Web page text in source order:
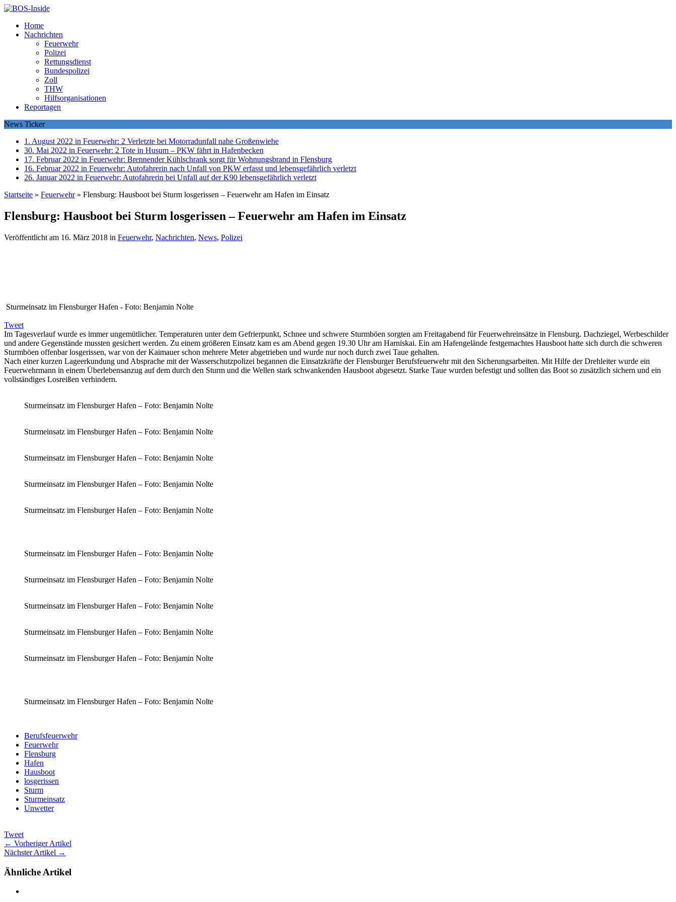
Home
Nachrichten
Feuerwehr
Polizei
Rettungsdienst
Bundespolizei
Zoll
THW
Hilfsorganisationen
Reportagen
News Ticker
1. August 2022 in Feuerwehr: 2 Verletzte bei Motorradunfall nahe Großenwiehe
30. Mai 2022 in Feuerwehr: 2 Tote in Husum – PKW fährt in Hafenbecken
17. Februar 2022 in Feuerwehr: Brennender Kühlschrank sorgt für Wohnungsbrand in Flensburg
16. Februar 2022 in Feuerwehr: Autofahrerin nach Unfall von PKW erfasst und lebensgefährlich verletzt
26. Januar 2022 in Feuerwehr: Autofahrerin bei Unfall auf der K90 lebensgefährlich verletzt
Startseite » Feuerwehr » Flensburg: Hausboot bei Sturm losgerissen – Feuerwehr am Hafen im Einsatz
Flensburg: Hausboot bei Sturm losgerissen – Feuerwehr am Hafen im Einsatz
Veröffentlicht am 16. März 2018 in Feuerwehr, Nachrichten, News, Polizei
Sturmeinsatz im Flensburger Hafen - Foto: Benjamin Nolte
Tweet
Im Tagesverlauf wurde es immer ungemütlicher. Temperaturen unter dem Gefrierpunkt, Schnee und schwere Sturmböen sorgten am Freitagabend für Feuerwehreinsätze in Flensburg. Dachziegel, Werbeschilder
und andere Gegenstände mussten gesichert werden. Zu einem größeren Einsatz kam es am Abend gegen 19.30 Uhr am Harniskai. Ein am Hafengelände festgemachtes Hausboot hatte sich durch die schweren
Sturmböen offenbar losgerissen, war von der Kaimauer schon mehrere Meter abgetrieben und wurde nur noch durch zwei Taue gehalten.
Nach einer kurzen Lageerkundung und Absprache mit der Wasserschutzpolizei begannen die Einsatzkräfte der Flensburger Berufsfeuerwehr mit den Sicherungsarbeiten. Mit Hilfe der Drehleiter wurde ein
Feuerwehrmann in einem Überlebensanzug auf dem durch den Sturm und die Wellen stark schwankenden Hausboot abgesetzt. Starke Taue wurden befestigt und sollten das Boot so zusätzlich sichern und ein
vollständiges Losreißen verhindern.
Sturmeinsatz im Flensburger Hafen – Foto: Benjamin Nolte
Sturmeinsatz im Flensburger Hafen – Foto: Benjamin Nolte
Sturmeinsatz im Flensburger Hafen – Foto: Benjamin Nolte
Sturmeinsatz im Flensburger Hafen – Foto: Benjamin Nolte
Sturmeinsatz im Flensburger Hafen – Foto: Benjamin Nolte
Sturmeinsatz im Flensburger Hafen – Foto: Benjamin Nolte
Sturmeinsatz im Flensburger Hafen – Foto: Benjamin Nolte
Sturmeinsatz im Flensburger Hafen – Foto: Benjamin Nolte
Sturmeinsatz im Flensburger Hafen – Foto: Benjamin Nolte
Sturmeinsatz im Flensburger Hafen – Foto: Benjamin Nolte
Sturmeinsatz im Flensburger Hafen – Foto: Benjamin Nolte
Berufsfeuerwehr
Feuerwehr
Flensburg
Hafen
Hausboot
losgerissen
Sturm
Sturmeinsatz
Unwetter
Tweet
← Vorheriger Artikel
Nächster Artikel →
Ähnliche Artikel